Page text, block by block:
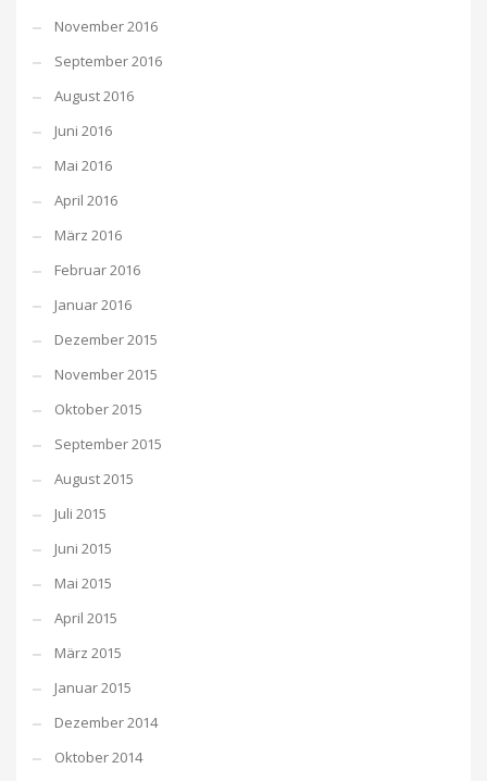
November 2016
September 2016
August 2016
Juni 2016
Mai 2016
April 2016
März 2016
Februar 2016
Januar 2016
Dezember 2015
November 2015
Oktober 2015
September 2015
August 2015
Juli 2015
Juni 2015
Mai 2015
April 2015
März 2015
Januar 2015
Dezember 2014
Oktober 2014